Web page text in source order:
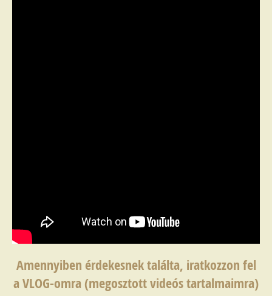
Amennyiben érdekesnek találta, iratkozzon fel
a VLOG-omra (megosztott videós tartalmaimra)